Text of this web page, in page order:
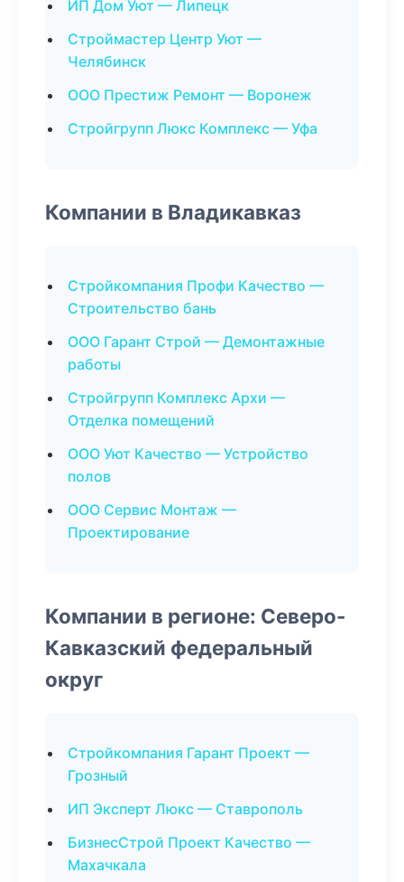
ИП Дом Уют — Липецк
Строймастер Центр Уют —
Челябинск
ООО Престиж Ремонт — Воронеж
Стройгрупп Люкс Комплекс — Уфа
Компании в Владикавказ
Стройкомпания Профи Качество —
Строительство бань
ООО Гарант Строй — Демонтажные
работы
Стройгрупп Комплекс Архи —
Отделка помещений
ООО Уют Качество — Устройство
полов
ООО Сервис Монтаж —
Проектирование
Компании в регионе: Северо-
Кавказский федеральный
округ
Стройкомпания Гарант Проект —
Грозный
ИП Эксперт Люкс — Ставрополь
БизнесСтрой Проект Качество —
Махачкала